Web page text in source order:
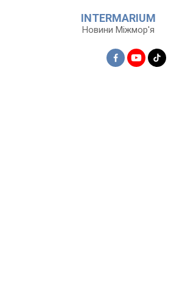
INTERMARIUM
Новини Міжмор'я